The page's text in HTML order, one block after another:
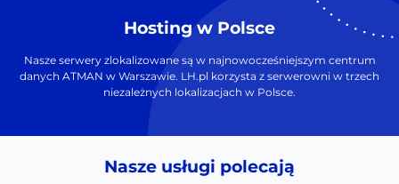
Hosting w Polsce
Nasze serwery zlokalizowane są w najnowocześniejszym centrum
danych ATMAN w Warszawie. LH.pl korzysta z serwerowni w trzech
niezależnych lokalizacjach w Polsce.
Nasze usługi polecają